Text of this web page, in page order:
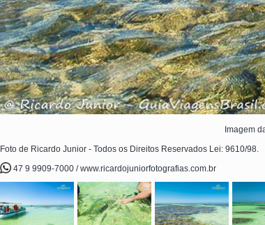
Imagem
Foto de Ricardo Junior - Todos os Direitos Reservados Lei: 9610/98.
47 9 9909-7000 / www.ricardojuniorfotografias.com.br